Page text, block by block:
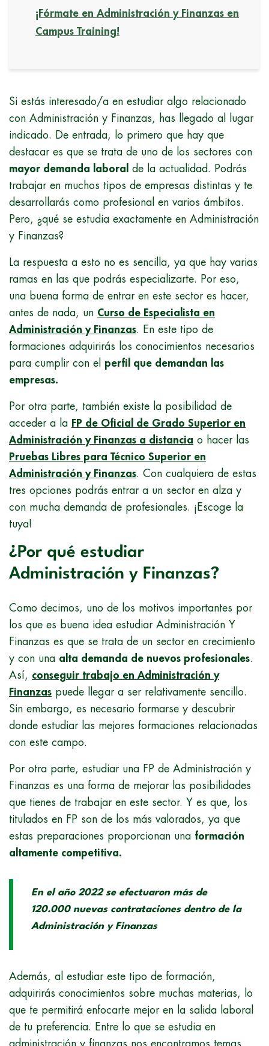
¡Fórmate en Administración y Finanzas en
Campus Training!
Si estás interesado/a en estudiar algo relacionado
con Administración y Finanzas, has llegado al lugar
indicado. De entrada, lo primero que hay que
destacar es que se trata de uno de los sectores con
mayor demanda laboral
de la actualidad. Podrás
trabajar en muchos tipos de empresas distintas y te
desarrollarás como profesional en varios ámbitos.
Pero, ¿qué se estudia exactamente en Administración
y Finanzas?
La respuesta a esto no es sencilla, ya que hay varias
ramas en las que podrás especializarte. Por eso,
una buena forma de entrar en este sector es hacer,
antes de nada, un Curso de Especialista en
Administración y Finanzas. En este tipo de
formaciones adquirirás los conocimientos necesarios
para cumplir con el perfil que demandan las
empresas.
Por otra parte, también existe la posibilidad de
acceder a la FP de Oficial de Grado Superior en
Administración y Finanzas a distancia o hacer las
Pruebas Libres para Técnico Superior en
Administración y Finanzas. Con cualquiera de estas
tres opciones podrás entrar a un sector en alza y
con mucha demanda de profesionales. ¡Escoge la
tuya!
¿Por qué estudiar
Administración y Finanzas?
Como decimos, uno de los motivos importantes por
los que es buena idea estudiar Administración Y
Finanzas es que se trata de un sector en crecimiento
y con una alta demanda de nuevos profesionales.
Así, conseguir trabajo en Administración y
Finanzas puede llegar a ser relativamente sencillo.
Sin embargo, es necesario formarse y descubrir
donde estudiar las mejores formaciones relacionadas
con este campo.
Por otra parte, estudiar una FP de Administración y
Finanzas es una forma de mejorar las posibilidades
que tienes de trabajar en este sector. Y es que, los
titulados en FP son de los más valorados, ya que
estas preparaciones proporcionan una formación
altamente competitiva.
En el año 2022 se efectuaron más de
120.000 nuevas contrataciones dentro de la
Administración y Finanzas
Además, al estudiar este tipo de formación,
adquirirás conocimientos sobre muchas materias, lo
que te permitirá enfocarte mejor en la salida laboral
de tu preferencia. Entre lo que se estudia en
administración y finanzas nos encontramos temas